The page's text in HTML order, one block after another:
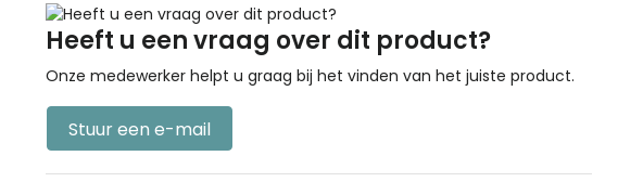
Heeft u een vraag over dit product?
Onze medewerker helpt u graag bij het vinden van het juiste product.
Stuur een e-mail